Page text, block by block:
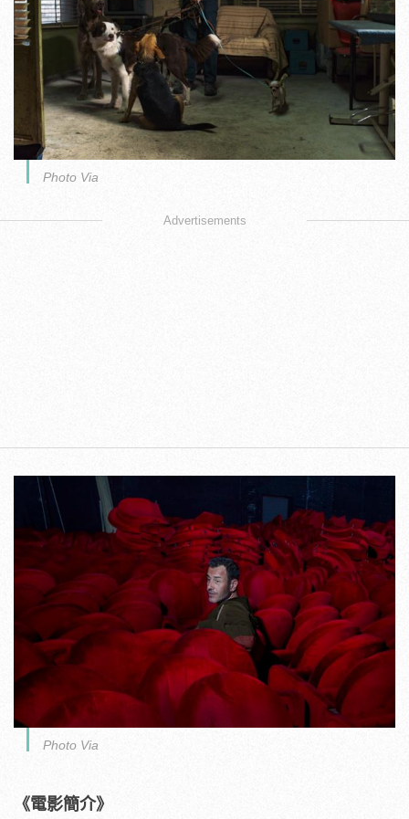
Photo Via
Advertisements
Photo Via
《電影簡介》